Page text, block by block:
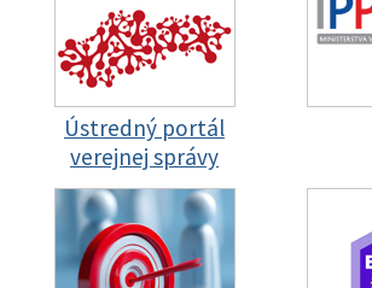
Ústredný portál
verejnej správy